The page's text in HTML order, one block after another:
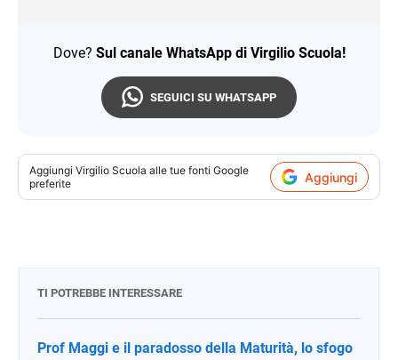
Dove? Sul canale WhatsApp di Virgilio Scuola!
SEGUICI SU WHATSAPP
Aggiungi Virgilio Scuola alle tue fonti Google
preferite
Aggiungi
TI POTREBBE INTERESSARE
Prof Maggi e il paradosso della Maturità, lo sfogo